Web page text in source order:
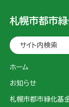
札幌市都市
サイト内検索
ホーム
お知らせ
札幌市都市緑化基